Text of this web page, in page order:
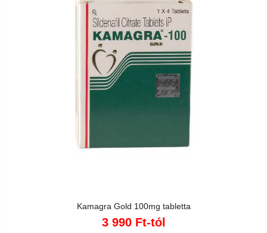
Kamagra Gold 100mg tabletta
3 990 Ft-tól